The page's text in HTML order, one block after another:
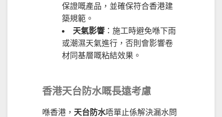
保證嘅產品，並確保符合香港建
築規範。
天氣影響 ：施工時避免喺下雨
或潮濕天氣進行，否則會影響卷
材同基層嘅粘結效果。
香港天台防水嘅長遠考慮
喺香港， 天台防水唔單止係解決漏水問